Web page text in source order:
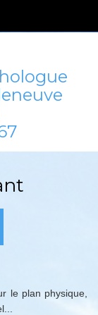
le plan physique,